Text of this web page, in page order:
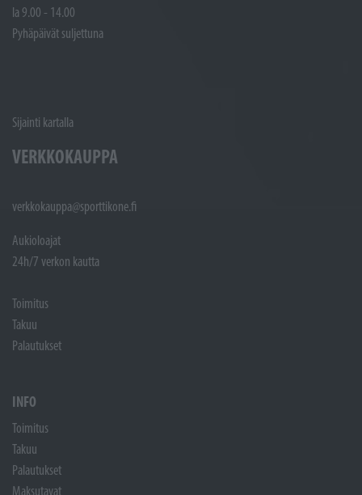
la 9.00 - 14.00
Pyhäpäivät suljettuna
Sijainti kartalla
VERKKOKAUPPA
verkkokauppa@sporttikone.fi
Aukioloajat
24h/7 verkon kautta
Toimitus
Takuu
Palautukset
INFO
Toimitus
Takuu
Palautukset
Maksutavat